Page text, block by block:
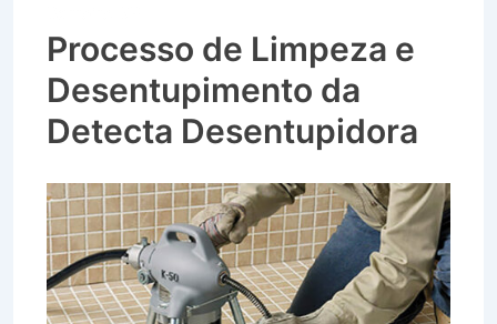
Processo de Limpeza e
Desentupimento da
Detecta Desentupidora